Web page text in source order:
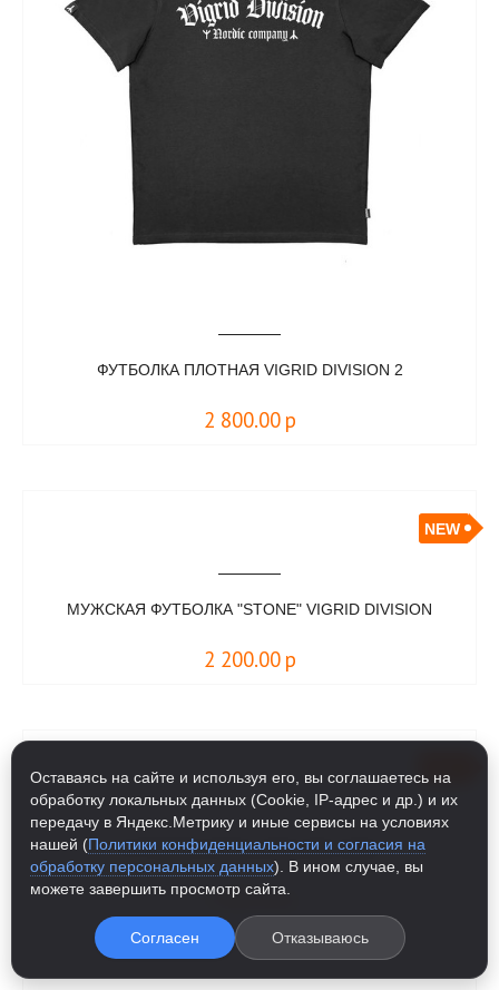
ФУТБОЛКА ПЛОТНАЯ VIGRID DIVISION 2
2 800.00 р
NEW
МУЖСКАЯ ФУТБОЛКА "STONE" VIGRID DIVISION
2 200.00 р
ФУТБОЛКА RODAL ERIK AND SONS
2 800.00р
Оставаясь на сайте и используя его, вы соглашаетесь на
обработку локальных данных (Cookie, IP-адрес и др.) и их
передачу в Яндекс.Метрику и иные сервисы на условиях
нашей (Политики конфиденциальности и согласия на
обработку персональных данных). В ином случае, вы
можете завершить просмотр сайта.
Согласен Отказываюсь